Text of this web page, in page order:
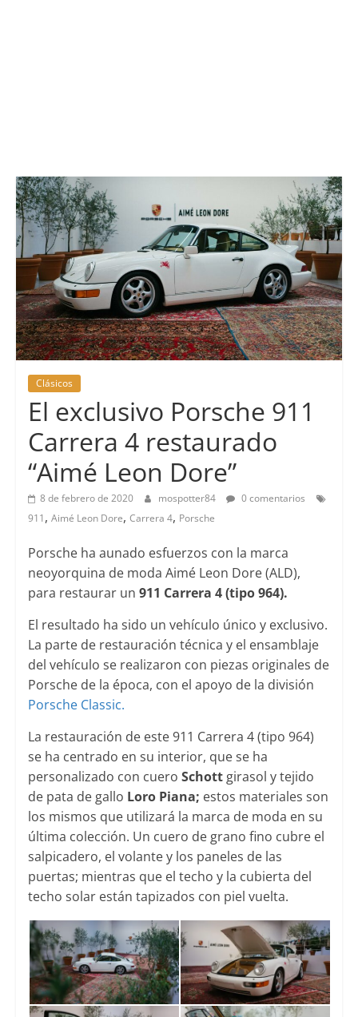
Clásicos
El exclusivo Porsche 911
Carrera 4 restaurado
“Aimé Leon Dore”
8 de febrero de 2020 mospotter84
0 comentarios
911, Aimé Leon Dore, Carrera 4, Porsche
Porsche ha aunado esfuerzos con la marca
neoyorquina de moda Aimé Leon Dore (ALD),
para restaurar un 911 Carrera 4 (tipo 964).
El resultado ha sido un vehículo único y exclusivo.
La parte de restauración técnica y el ensamblaje
del vehículo se realizaron con piezas originales de
Porsche de la época, con el apoyo de la división
Porsche Classic.
La restauración de este 911 Carrera 4 (tipo 964)
se ha centrado en su interior, que se ha
personalizado con cuero Schottgirasol y tejido
de pata de gallo Loro Piana; estos materiales son
los mismos que utilizará la marca de moda en su
última colección. Un cuero de grano fino cubre el
salpicadero, el volante y los paneles de las
puertas; mientras que el techo y la cubierta del
techo solar están tapizados con piel vuelta.